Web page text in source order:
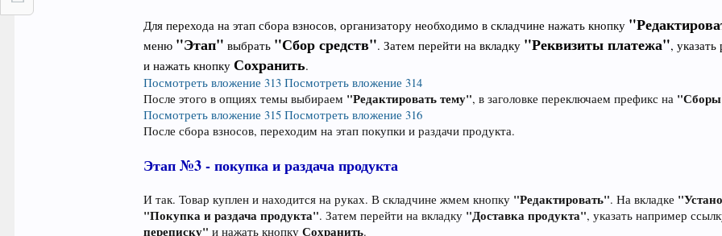
Для перехода на этап сбора взносов, организатору необходимо в складчине нажать кнопку
меню "Этап" выбрать "Сбор средств". Затем перейти на вкладку "Реквизиты платежа", указать
и нажать кнопкуСохранить.
Посмотреть вложение 313 Посмотреть вложение 314
После этого в опциях темы выбираем "Редактировать тему", в заголовке переключаем префикс на
Посмотреть вложение 315 Посмотреть вложение 316
После сбора взносов, переходим на этап покупки и раздачи продукта.
Этап №3 - покупка и раздача продукта
И так. Товар куплен и находится на руках. В складчине жмем кнопку "Редактировать". На вкладке
"Покупка и раздача продукта". Затем перейти на вкладку "Доставка продукта", указать например
переписку" и нажать кнопкуСохранить.